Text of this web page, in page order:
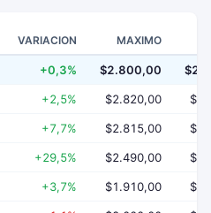
VARIACION MAXIMO
+0,3% $2.800,00
+2,5% $2.820,00
+7,7% $2.815,00
+29,5% $2.490,00
+3,7% $1.910,00